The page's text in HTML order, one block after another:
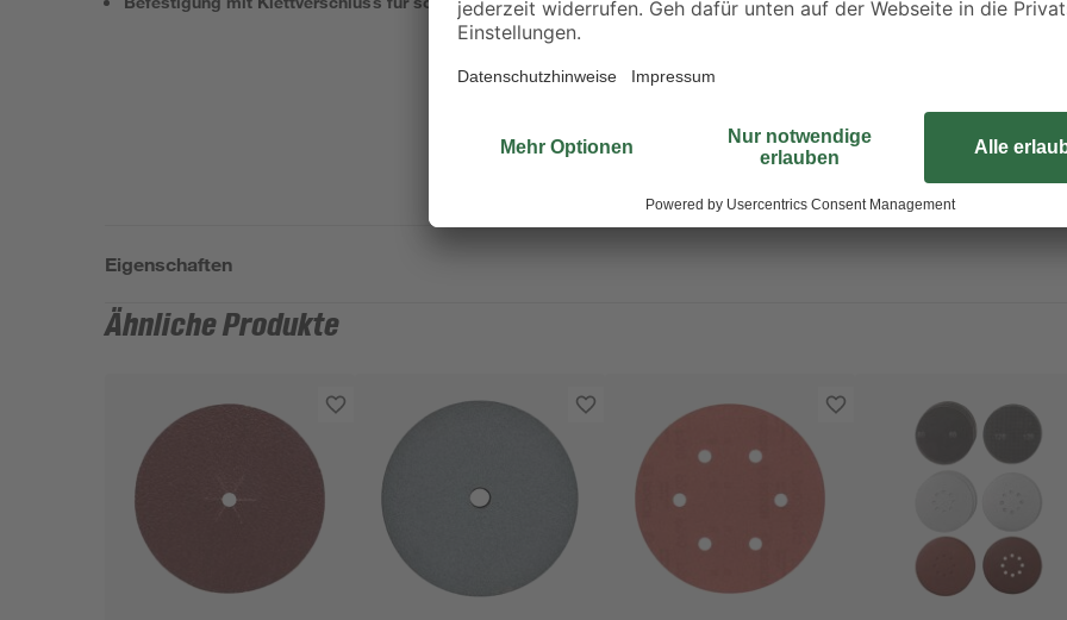
welches Schleifpapier zu nutzen
Farbschichten - Mittlere
Körnung(100–180) zum
zum Nachschleifen
eignet sich hervorragend für
praktischen Klettrückens können
auf einem Schleifteller
und Auflage ausgeglichen, da
Eigenschaften
Ähnliche Produkte